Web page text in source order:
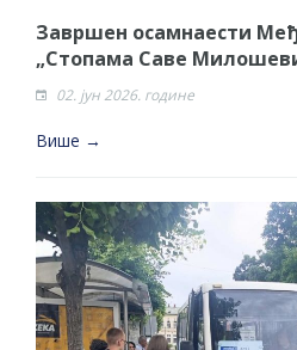
Завршен осамнаести
„Стопама Саве
02. јун 2026. године
Више →